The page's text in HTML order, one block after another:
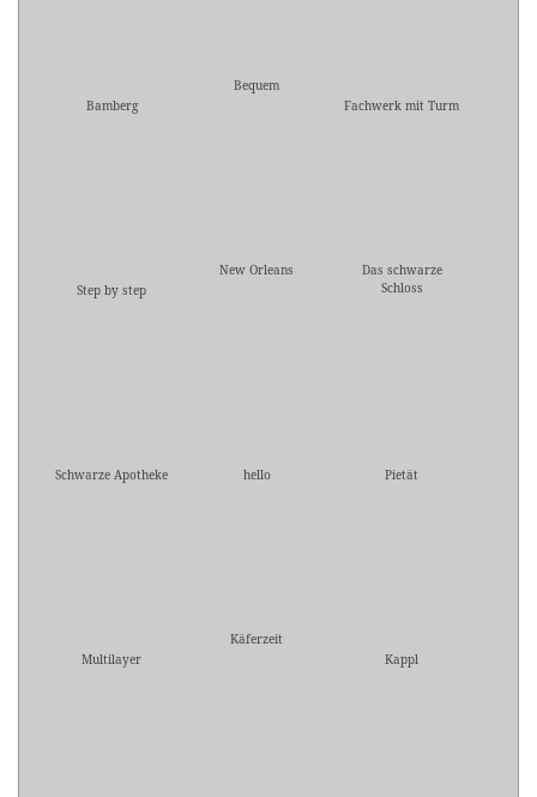
Bamberg
Bequem
Fachwerk mit Turm
Step by step
New Orleans
Das schwarze
Schloss
Schwarze Apotheke hello Pietät
Multilayer
Käferzeit
Kappl